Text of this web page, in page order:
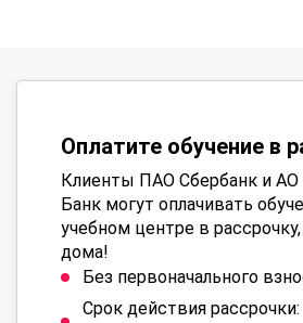
Оплатите обучение в
Клиенты ПАО Сбербанк и
Банк могут оплачивать
учебном центре в
дома!
Без первоначального
Срок действия рассрочки: